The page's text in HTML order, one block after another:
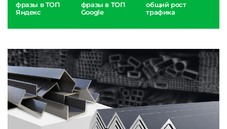
фразы в ТОП
Яндекс
фразы в ТОП
Google
общий рост
трафика